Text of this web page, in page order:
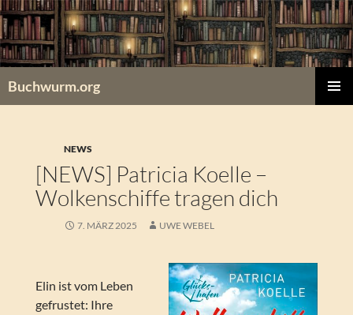
Zum
Inhalt
springen
Buchwurm.org
NEWS
[NEWS] Patricia Koelle –
Wolkenschiffe tragen dich
7. MÄRZ 2025 UWE WEBEL
Elin ist vom Leben
gefrustet: Ihre